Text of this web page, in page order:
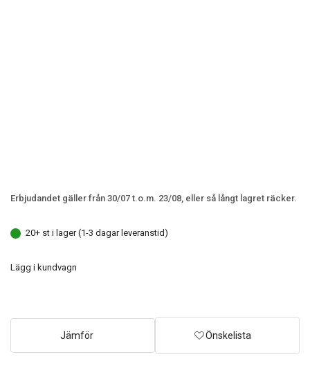
Erbjudandet gäller från 30/07 t.o.m. 23/08, eller så långt lagret räcker.
20+ st i lager (1-3 dagar leveranstid)
Lägg i kundvagn
Jämför Önskelista